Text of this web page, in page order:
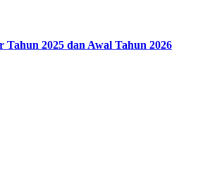
Tahun 2025 dan Awal Tahun 2026